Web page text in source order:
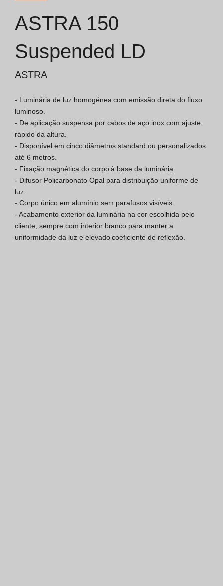
Geral [PT/ES]
Documentos
Considerações Gerais
Certificação SGQ ISO 9001
Condições de Venda
Condições de Garantia
ASTRA 150
Suspended LD
ASTRA
- Luminária de luz homogénea com emissão direta do fluxo
luminoso.
- De aplicação suspensa por cabos de aço inox com ajuste
rápido da altura.
- Disponível em cinco diâmetros standard ou personalizados
até 6 metros.
- Fixação magnética do corpo à base da luminária.
- Difusor Policarbonato Opal para distribuição uniforme de
luz.
- Corpo único em alumínio sem parafusos visíveis.
- Acabamento exterior da luminária na cor escolhida pelo
cliente, sempre com interior branco para manter a
uniformidade da luz e elevado coeficiente de reflexão.